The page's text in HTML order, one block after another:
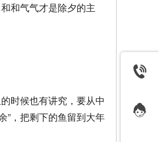
和气气才是除夕的主
时候也有讲究，要从中
”，把剩下的鱼留到大年